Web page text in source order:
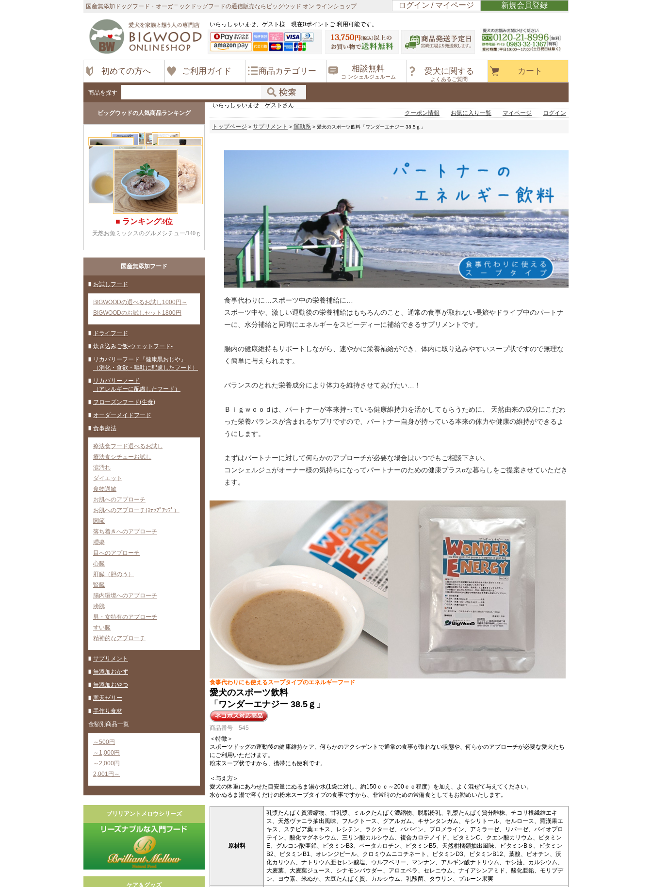
国産無添加ドッグフード・オーガニックドッグフードの通信販売ならビッグウッド オン ラインショップ ログイン / マイページ 新規会員登録
いらっしゃいませ、ゲスト様 現在0ポイントご 利用可能です。
初めての方へ ご利用ガイド 商品カテゴリー 相談無料
コ ンシェルジュルーム
愛犬に関する
よくあるご質問
カート
商品を探す
ビッグウッドの人気商品ランキング
国産無添加フード
お試しフード
BIGWOODの選べるお試し1000円～
BIGWOODのお試しセット1800円
ドライフード
炊き込みご飯-ウェットフード-
リカバリーフード『健康黒おじや』
（消化・食欲・嘔吐に配慮したフード）
リカバリーフード
（アレルギーに配慮したフード）
フローズンフード(生食)
オーダーメイドフード
食事療法
療法食フード選べるお試し
療法食シチューお試し
涙汚れ
ダイエット
食物過敏
お肌へのアプローチ
お肌へのアプローチ(ｽﾃｯﾌﾟｱｯﾌﾟ）
関節
落ち着きへのアプローチ
腫瘍
目へのアプローチ
心臓
肝臓（胆のう）
腎臓
腸内環境へのアプローチ
膀胱
男・女特有のアプローチ
すい臓
精神的なアプローチ
サプリメント
無添加おかず
無添加おやつ
寒天ゼリー
手作り食材
金額別商品一覧
～500円
～1,000円
～2,000円
2,001円～
ブリリアントメロウシリーズ
ケア＆グッズ
いらっしゃいませ ゲストさん
クーポン情報
お気に入り一覧 マイページ
ログイン
トップページ > サプリメント > 運動系 > 愛犬のスポーツ飲料「ワンダーエナジー 38.5ｇ」
食事代わりに…スポーツ中の栄養補給に…
スポーツ中や、激しい運動後の栄養補給はもちろんのこと、通常の食事が取れない長旅やドライブ中のパートナ
ーに、水分補給と同時にエネルギーをスピーディーに補給できるサプリメントです。
腸内の健康維持もサポートしながら、速やかに栄養補給ができ、体内に取り込みやすいスープ状ですので無理な
く簡単に与えられます。
バランスのとれた栄養成分により体力を維持させてあげたい…！
Ｂｉｇｗｏｏｄは、パートナーが本来持っている健康維持力を活かしてもらうために、 天然由来の成分にこだわ
った栄養バランスが含まれるサプリですので、パートナー自身が持っている本来の体力や健康の維持ができるよ
うにします。
まずはパートナーに対して何らかのアプローチが必要な場合はいつでもご相談下さい。
コンシェルジュがオーナー様の気持ちになってパートナーのための健康プラスαな暮らしをご提案させていただき
ます。
食事代わりにも使えるスープタイプのエネルギーフード
愛犬のスポーツ飲料
「ワンダーエナジー 38.5ｇ」
商品番号 545
＜特徴＞
スポーツドッグの運動後の健康維持ケア、何らかのアクシデントで通常の食事が取れない状態や、何らかのアプローチが必要な愛犬たち
にご利用いただけます。
粉末スープ状ですから、携帯にも便利です。
＜与え方＞
愛犬の体重にあわせた目安量にぬるま湯か水(1袋に対し、約150ｃｃ～200ｃｃ程度）を加え、よく混ぜて与えてください。
水かぬるま湯で溶くだけの粉末スープタイプの食事ですから、非常時のための常備食としてもお勧めいたします。
原材料
乳漿たんぱく質濃縮物、甘乳漿、ミルクたんぱく濃縮物、脱脂粉乳、乳漿たんぱく質分離株、チコリ根繊維エキ
ス、天然ヴァニラ抽出風味、フルクトース、グアルガム、キサンタンガム、キシリトール、セルロース、羅漢果エ
キス、ステビア葉エキス、レシチン、ラクターゼ、パパイン、ブロメライン、アミラーゼ、リパーゼ、バイオプロ
テイン、酸化マグネシウム、三リン酸カルシウム、複合カロテノイド、ビタミンC、クエン酸カリウム、ビタミン
E、グルコン酸亜鉛、ビタミンB3、ベータカロチン、ビタミンB5、天然柑橘類抽出風味、ビタミンB６、ビタミン
B2、ビタミンB1、オレンジピール、クロミウムニコチネート、ビタミンD3、ビタミンB12、葉酸、ビオチン、沃
化カリウム、ナトリウム亜セレン酸塩、ウルフベリー、マンナン、アルギン酸ナトリウム、ヤシ油、カルシウム、
大麦葉、大麦葉ジュース、シナモンパウダー、アロエベラ、セレニウム、ナイアシンアミド、酸化亜鉛、モリブデ
ン、ヨウ素、米ぬか、大豆たんぱく質、カルシウム、乳酸菌、タウリン、プルーン果実